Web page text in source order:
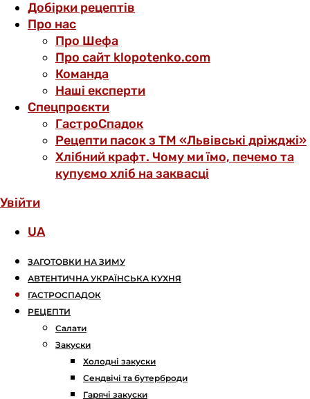
Добірки рецептів
Про нас
Про Шефа
Про сайт klopotenko.com
Команда
Наші експерти
Спецпроєкти
ГастроСпадок
Рецепти пасок з ТМ «Львівські дріжджі»
Хлібний крафт. Чому ми їмо, печемо та
купуємо хліб на заквасці
Увійти
UA
ЗАГОТОВКИ НА ЗИМУ
АВТЕНТИЧНА УКРАЇНСЬКА КУХНЯ
ГАСТРОСПАДОК
РЕЦЕПТИ
Салати
Закуски
Холодні закуски
Сендвічі та бутерброди
Гарячі закуски